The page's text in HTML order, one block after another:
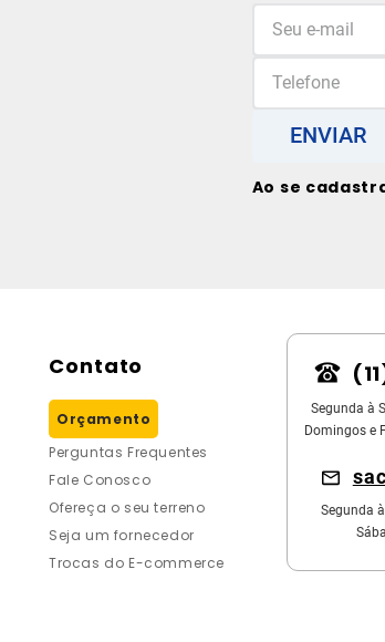
ENVIAR
Ao se
Contato
Orçamento
Perguntas Frequentes
Fale Conosco
Ofereça o seu terreno
Seja um fornecedor
Trocas do E-commerce
Segunda à
Domingos e
Segunda